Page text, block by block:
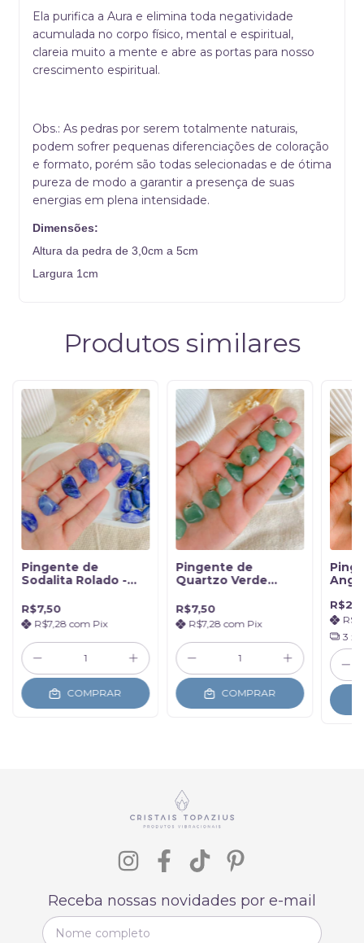
Ela purifica a Aura e elimina toda negatividade
acumulada no corpo físico, mental e espiritual,
clareia muito a mente e abre as portas para nosso
crescimento espiritual.
Obs.: As pedras por serem totalmente naturais,
podem sofrer pequenas diferenciações de coloração
e formato, porém são todas selecionadas e de ótima
pureza de modo a garantir a presença de suas
energias em plena intensidade.
Dimensões:
Altura da pedra de 3,0cm a 5cm
Largura 1cm
Produtos similares
Pingente de
Sodalita Rolado -
R$7,50
R$7,28 com Pix
COMPRAR
Pingente de
Quartzo Verde
Saúde
R$7,50
R$7,28com Pix
COMPRAR
3 x
Receba nossas novidades por e-mail